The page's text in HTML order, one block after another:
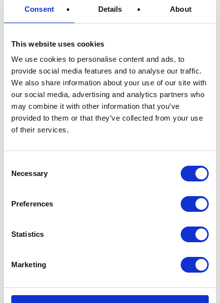
Consent Details About
This website uses cookies
We use cookies to personalise content and ads, to
provide social media features and to analyse our traffic.
We also share information about your use of our site with
our social media, advertising and analytics partners who
may combine it with other information that you’ve
provided to them or that they’ve collected from your use
of their services.
Selection
Necessary
Preferences
Statistics
Marketing
Contact
Appelez le siège